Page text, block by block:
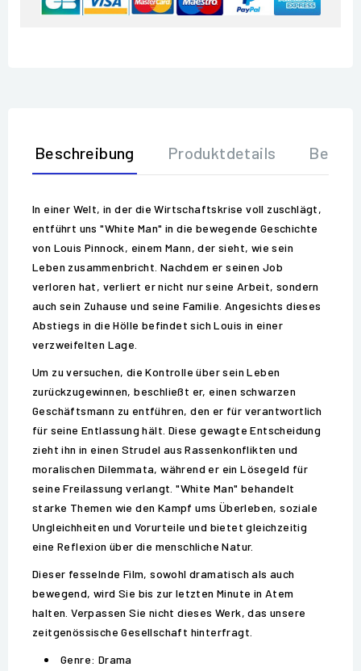
Beschreibung Produktdetails
In einer Welt, in der die Wirtschaftskrise voll zuschlägt,
entführt uns "White Man" in die bewegende Geschichte
von Louis Pinnock, einem Mann, der sieht, wie sein
Leben zusammenbricht. Nachdem er seinen Job
verloren hat, verliert er nicht nur seine Arbeit, sondern
auch sein Zuhause und seine Familie. Angesichts dieses
Abstiegs in die Hölle befindet sich Louis in einer
verzweifelten Lage.
Um zu versuchen, die Kontrolle über sein Leben
zurückzugewinnen, beschließt er, einen schwarzen
Geschäftsmann zu entführen, den er für verantwortlich
für seine Entlassung hält. Diese gewagte Entscheidung
zieht ihn in einen Strudel aus Rassenkonflikten und
moralischen Dilemmata, während er ein Lösegeld für
seine Freilassung verlangt. "White Man" behandelt
starke Themen wie den Kampf ums Überleben, soziale
Ungleichheiten und Vorurteile und bietet gleichzeitig
eine Reflexion über die menschliche Natur.
Dieser fesselnde Film, sowohl dramatisch als auch
bewegend, wird Sie bis zur letzten Minute in Atem
halten. Verpassen Sie nicht dieses Werk, das unsere
zeitgenössische Gesellschaft hinterfragt.
Genre: Drama